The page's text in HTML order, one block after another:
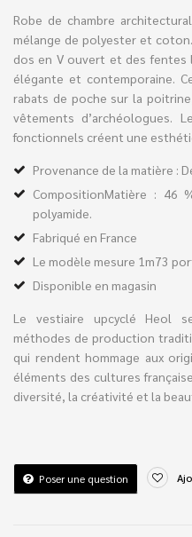
Robe de chambre
mélange de polyester et
dos en V ouvert et des
élégante et contemporaine.
rabats de poche sur la
vêtements d’archéologues.
fonctionnels créent une
Provenance de la matière :
CompositionMatière :
polyamide.
Fabriqué en France
Le modèle mesure 1m73
Disponible en magasin
Le vestiaire upcyclé Heol
méthodes de production
qui rendent hommage aux
éléments des cultures
diversité, la créativité et la
Poser une question